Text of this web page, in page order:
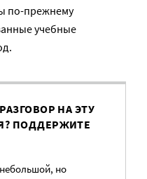
по-прежнему
учебные
НА ЭТУ
ПОДДЕРЖИТЕ
но